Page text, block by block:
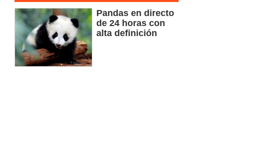
Pandas en directo
de 24 horas con
alta definición